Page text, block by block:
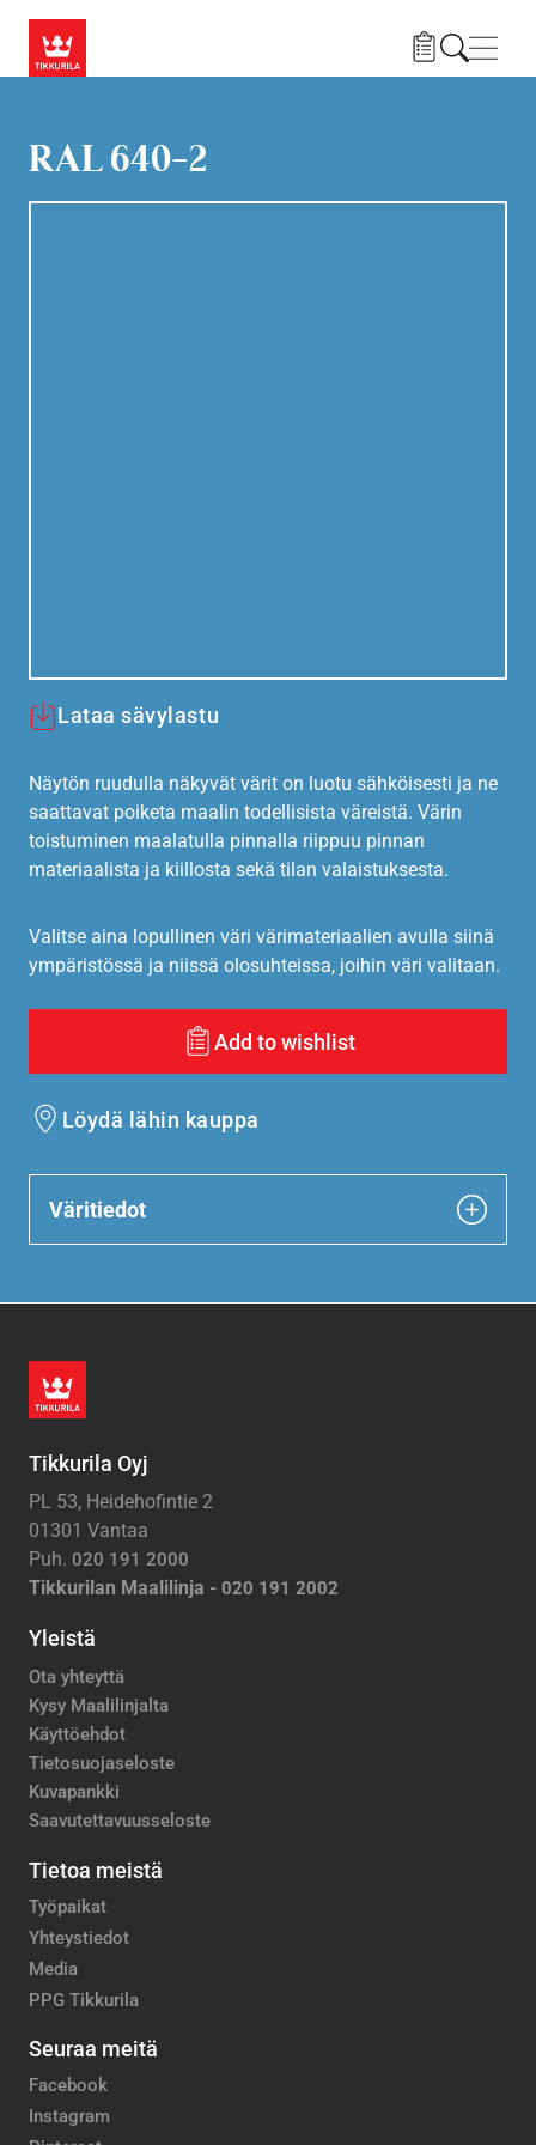
RAL 640-2
Lataa sävylastu
Näytön ruudulla näkyvät värit on luotu sähköisesti ja ne
saattavat poiketa maalin todellisista väreistä. Värin
toistuminen maalatulla pinnalla riippuu pinnan
materiaalista ja kiillosta sekä tilan valaistuksesta.
Valitse aina lopullinen väri värimateriaalien avulla siinä
ympäristössä ja niissä olosuhteissa, joihin väri valitaan.
Add to wishlist
Löydä lähin kauppa
Väritiedot
Tikkurila Oyj
PL 53, Heidehofintie 2
01301 Vantaa
Puh. 020 191 2000
Tikkurilan Maalilinja - 020 191 2002
Yleistä
Ota yhteyttä
Kysy Maalilinjalta
Käyttöehdot
Tietosuojaseloste
Kuvapankki
Saavutettavuusseloste
Tietoa meistä
Työpaikat
Yhteystiedot
Media
PPG Tikkurila
Seuraa meitä
Facebook
Instagram